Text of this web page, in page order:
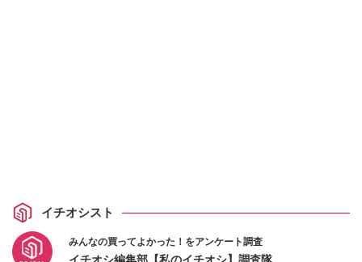
イチオシスト
みんなの買ってよかった！をアンケート調査
イチオシ編集部【私のイチオシ】調査隊